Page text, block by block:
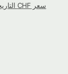
سعر CHF التاريخي